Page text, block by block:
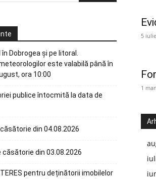
în Dobrogea și pe litoral.
este valabilă până în
ora 10:00
publice întocmită la data de
din 04.08.2026
căsătorie din 03.08.2026
pentru deținătorii imobilelor
5
1